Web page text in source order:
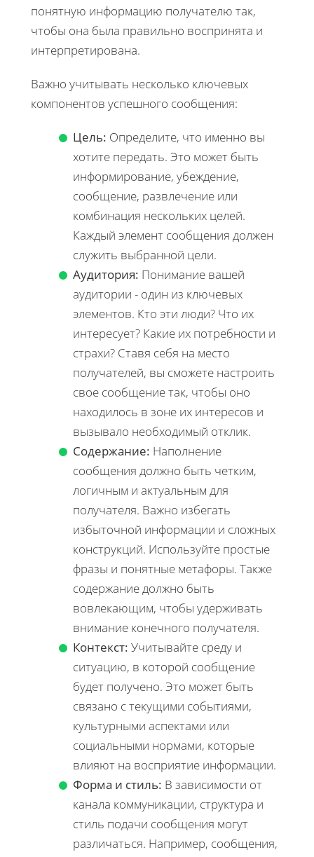
понятную информацию получателю так,
чтобы она была правильно воспринята и
интерпретирована.
Важно учитывать несколько ключевых
компонентов успешного сообщения:
Цель: Определите, что именно вы
хотите передать. Это может быть
информирование, убеждение,
сообщение, развлечение или
комбинация нескольких целей.
Каждый элемент сообщения должен
служить выбранной цели.
Аудитория: Понимание вашей
аудитории - один из ключевых
элементов. Кто эти люди? Что их
интересует? Какие их потребности и
страхи? Ставя себя на место
получателей, вы сможете настроить
свое сообщение так, чтобы оно
находилось в зоне их интересов и
вызывало необходимый отклик.
Содержание: Наполнение
сообщения должно быть четким,
логичным и актуальным для
получателя. Важно избегать
избыточной информации и сложных
конструкций. Используйте простые
фразы и понятные метафоры. Также
содержание должно быть
вовлекающим, чтобы удерживать
внимание конечного получателя.
Контекст: Учитывайте среду и
ситуацию, в которой сообщение
будет получено. Это может быть
связано с текущими событиями,
культурными аспектами или
социальными нормами, которые
влияют на восприятие информации.
Форма и стиль: В зависимости от
канала коммуникации, структура и
стиль подачи сообщения могут
различаться. Например, сообщения,